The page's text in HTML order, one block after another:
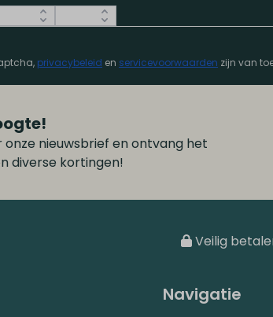
privacybeleid en servicevoorwaarden zijn van
onze nieuwsbrief en ontvang het
diverse kortingen!
Veilig
Navigatie